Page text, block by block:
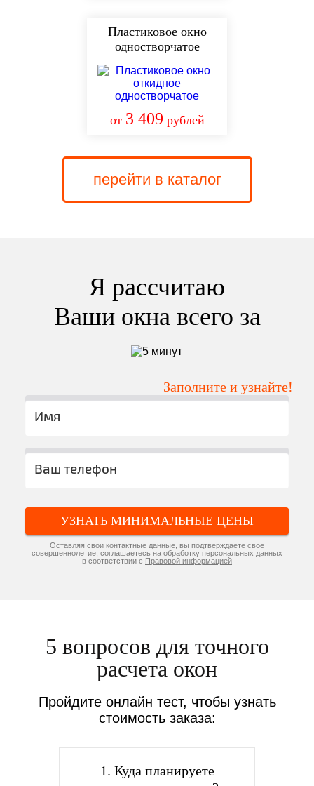
Пластиковое окно
одностворчатое
от 3 409 рублей
перейти в каталог
Я рассчитаю
Ваши окна всего за
Заполните и узнайте!
УЗНАТЬ МИНИМАЛЬНЫЕ ЦЕНЫ
Оставляя свои контактные данные, вы подтверждаете свое
совершеннолетие, соглашаетесь на обработку персональных данных
в соответствии с Правовой информацией
5 вопросов для точного
расчета окон
Пройдите онлайн тест, чтобы узнать
стоимость заказа:
1. Куда планируете